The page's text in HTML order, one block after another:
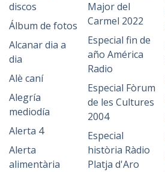
discos
Álbum de fotos
Alcanar dia a
dia
Alè caní
Alegría
mediodía
Alerta 4
Alerta
alimentària
Major del
Carmel 2022
Especial fin de
año América
Radio
Especial Fòrum
de les Cultures
2004
Especial
història Ràdio
Platja d'Aro